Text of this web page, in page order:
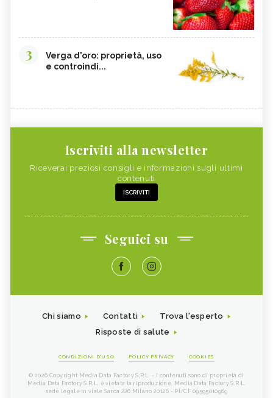
3
Verga d'oro: proprietà, uso
e controindi...
Iscriviti alla newsletter
Riceverai preziosi consigli e informazioni sugli ultimi
contenuti
ISCRIVITI
Seguici su
Chi siamo Contatti
Trova l'esperto
Risposte di salute
CONDIZIONI D'USO POLICY PRIVACY COOKIES
© 2026 Copyright Media Data Factory S.R.L. - I contenuti sono di proprietà di
Media Data Factory S.R.L, è vietata la riproduzione. Media Data Factory S.R.L.
sede legale in viale Sarca 226 Milano 20126 - PI/CF 09595010969